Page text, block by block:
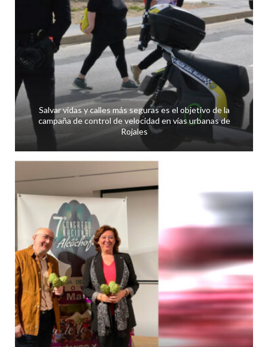
Salvar vidas y calles más seguras es el objetivo de la
campaña de control de velocidad en vías urbanas de
Rojales